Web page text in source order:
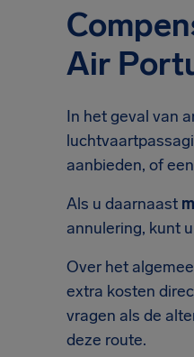
Air
In het geval van
aanbieden, of
Als u daarnaast
annulering, kunt
Over het
extra kosten
vragen als de
deze route.